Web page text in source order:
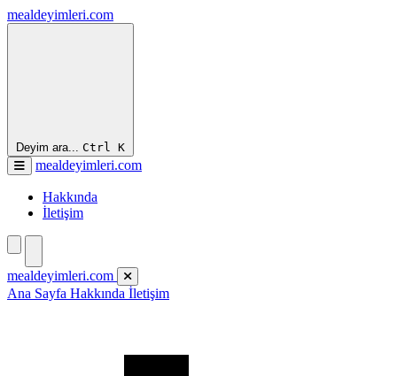
mealdeyimleri.com
Deyim ara... Ctrl K
mealdeyimleri.com
Hakkında
İletişim
mealdeyimleri.com
Ana Sayfa Hakkında İletişim